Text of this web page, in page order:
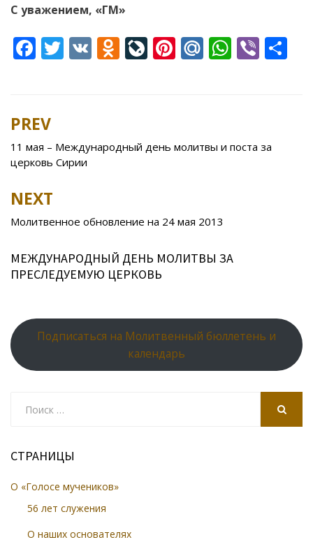
С уважением, «ГМ»
F
b
o
o
T V O
kl
as
ki
Li
u
r
Pi
st
M
u
W
A
p
Vi
Post
navigation
PREV
11 мая – Международный день молитвы и поста за
церковь Сирии
NEXT
Молитвенное обновление на 24 мая 2013
МЕЖДУНАРОДНЫЙ ДЕНЬ МОЛИТВЫ ЗА
ПРЕСЛЕДУЕМУЮ ЦЕРКОВЬ
Подписаться на Молитвенный бюллетень и
календарь
СТРАНИЦЫ
О «Голосе мучеников»
56 лет служения
О наших основателях